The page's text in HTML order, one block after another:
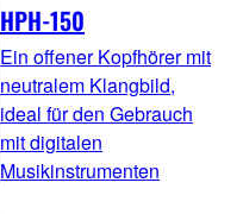
HPH-150
Ein offener Kopfhörer mit
neutralem Klangbild,
ideal für den Gebrauch
mit digitalen
Musikinstrumenten